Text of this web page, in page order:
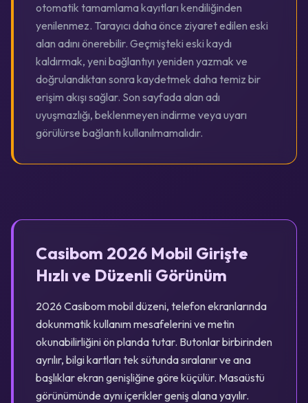
otomatik tamamlama kayıtları kendiliğinden
yenilenmez. Tarayıcı daha önce ziyaret edilen eski
alan adını önerebilir. Geçmişteki eski kaydı
kaldırmak, yeni bağlantıyı yeniden yazmak ve
doğrulandıktan sonra kaydetmek daha temiz bir
erişim akışı sağlar. Son sayfada alan adı
uyuşmazlığı, beklenmeyen indirme veya uyarı
görülürse bağlantı kullanılmamalıdır.
Casibom 2026 Mobil Girişte
Hızlı ve Düzenli Görünüm
2026 Casibom mobil düzeni, telefon ekranlarında
dokunmatik kullanım mesafelerini ve metin
okunabilirliğini ön planda tutar. Butonlar birbirinden
ayrılır, bilgi kartları tek sütunda sıralanır ve ana
başlıklar ekran genişliğine göre küçülür. Masaüstü
görünümünde aynı içerikler geniş alana yayılır.